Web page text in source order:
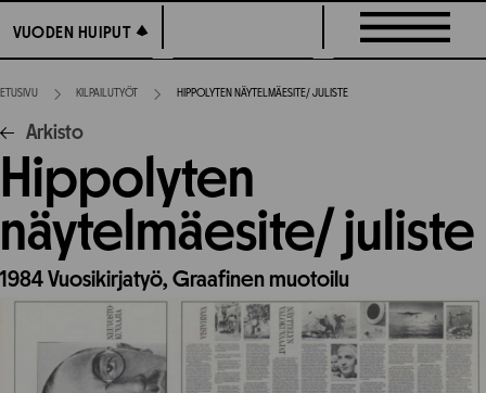
suoraan
sisältöön
VUODEN HUIPUT
VUODEN HUIPUT
ETUSIVU KILPAILUTYÖT HIPPOLYTEN NÄYTELMÄESITE/ JULISTE
Arkisto
Hippolyten
näytelmäesite/ juliste
1984Vuosikirjatyö, Graafinen muotoilu